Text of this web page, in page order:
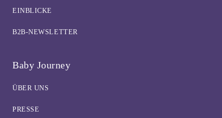
EINBLICKE
B2B-NEWSLETTER
Baby Journey
ÜBER UNS
PRESSE